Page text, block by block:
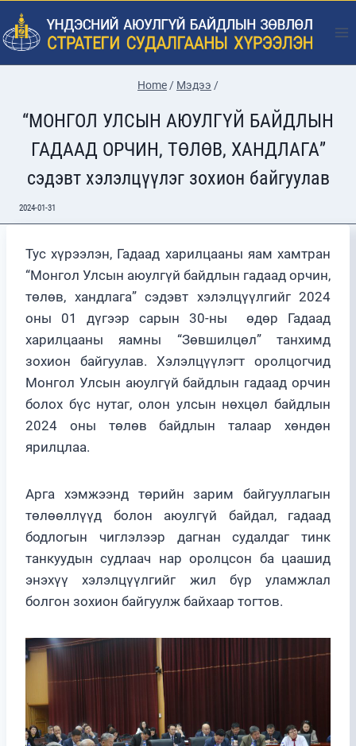
Skip
to
content
Home/ Мэдээ /
“МОНГОЛ УЛСЫН АЮУЛГҮЙ БАЙДЛЫН
ГАДААД ОРЧИН, ТӨЛӨВ, ХАНДЛАГА”
сэдэвт хэлэлцүүлэг зохион байгуулав
2024-01-31
Тус хүрээлэн, Гадаад харилцааны яам хамтран
“Монгол Улсын аюулгүй байдлын гадаад орчин,
төлөв, хандлага” сэдэвт хэлэлцүүлгийг 2024
оны 01 дүгээр сарын 30-ны өдөр Гадаад
харилцааны яамны “Зөвшилцөл” танхимд
зохион байгуулав. Хэлэлцүүлэгт оролцогчид
Монгол Улсын аюулгүй байдлын гадаад орчин
болох бүс нутаг, олон улсын нөхцөл байдлын
2024 оны төлөв байдлын талаар хөндөн
ярилцлаа.
Арга хэмжээнд төрийн зарим байгууллагын
төлөөллүүд болон аюулгүй байдал, гадаад
бодлогын чиглэлээр дагнан судалдаг тинк
танкуудын судлаач нар оролцсон ба цаашид
энэхүү хэлэлцүүлгийг жил бүр уламжлал
болгон зохион байгуулж байхаар тогтов.